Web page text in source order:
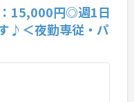
：15,000円◎週1日
♪＜夜勤専従・パ